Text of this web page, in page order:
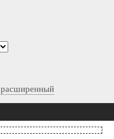
расширенный